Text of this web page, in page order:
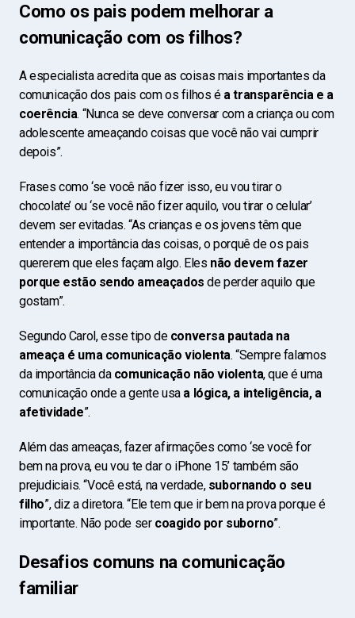
Como os pais podem melhorar a
comunicação com os filhos?
A especialista acredita que as coisas mais importantes da
comunicação dos pais com os filhos é a transparência e a
coerência. “Nunca se deve conversar com a criança ou com
adolescente ameaçando coisas que você não vai cumprir
depois”.
Frases como ‘se você não fizer isso, eu vou tirar o
chocolate’ ou ‘se você não fizer aquilo, vou tirar o celular’
devem ser evitadas. “As crianças e os jovens têm que
entender a importância das coisas, o porquê de os pais
quererem que eles façam algo. Eles não devem fazer
porque estão sendo ameaçados de perder aquilo que
gostam”.
Segundo Carol, esse tipo de conversa pautada na
ameaça é uma comunicação violenta. “Sempre falamos
da importância da comunicação não violenta, que é uma
comunicação onde a gente usa a lógica, a inteligência, a
afetividade”.
Além das ameaças, fazer afirmações como ‘se você for
bem na prova, eu vou te dar o iPhone 15’ também são
prejudiciais. “Você está, na verdade, subornando o seu
filho”, diz a diretora. “Ele tem que ir bem na prova porque é
importante. Não pode ser coagido por suborno”.
Desafios comuns na comunicação
familiar